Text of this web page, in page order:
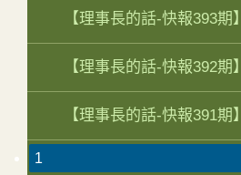
【理事長的話-快報393期】
【理事長的話-快報392期】
【理事長的話-快報391期】
1